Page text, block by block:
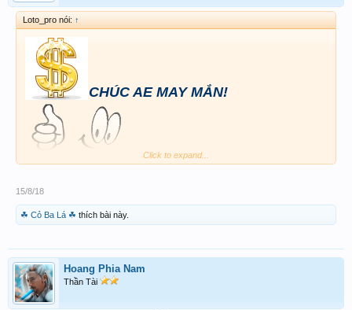
Loto_pro nói: ↑
CHÚC AE MAY MẮN!
BTL (26)
Click to expand...
15/8/18
☘ Cỏ Ba Lá ☘ thích bài này.
Hoang Phia Nam
Thần Tài